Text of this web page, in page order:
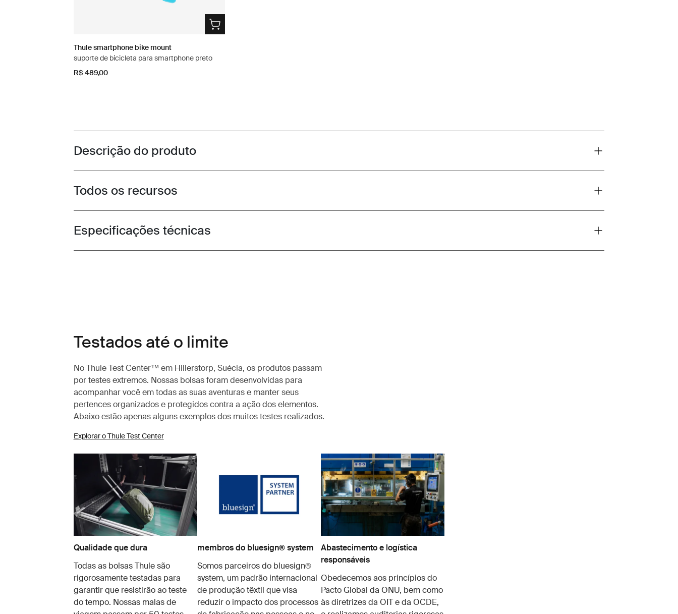
Thule smartphone bike mount
suporte de bicicleta para smartphone preto
R$ 489,00
Toggle overview
Descrição do produto
Toggle features
Todos os recursos
Toggle techspec
Especificações técnicas
Testados até o limite
No Thule Test Center™ em Hillerstorp, Suécia, os produtos passam
por testes extremos. Nossas bolsas foram desenvolvidas para
acompanhar você em todas as suas aventuras e manter seus
pertences organizados e protegidos contra a ação dos elementos.
Abaixo estão apenas alguns exemplos dos muitos testes realizados.
Explorar o Thule Test Center
Qualidade que dura
Todas as bolsas Thule são
rigorosamente testadas para
garantir que resistirão ao teste
do tempo. Nossas malas de
membros do bluesign® system
Somos parceiros do bluesign®
system, um padrão internacional
de produção têxtil que visa
reduzir o impacto dos processos
Abastecimento e logística
responsáveis
Obedecemos aos princípios do
Pacto Global da ONU, bem como
às diretrizes da OIT e da OCDE,